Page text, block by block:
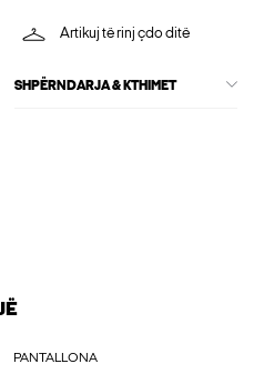
Artikuj të rinj çdo ditë
SHPËRNDARJA & KTHIMET
PANTALLONA